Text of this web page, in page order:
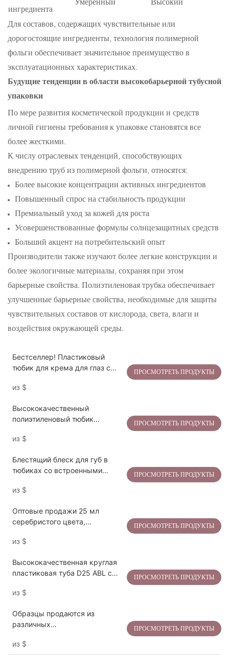
ингредиента
Для составов, содержащих чувствительные или
дорогостоящие ингредиенты, технология полимерной
фольги обеспечивает значительное преимущество в
эксплуатационных характеристиках.
Будущие тенденции в области высокобарьерной тубусной
упаковки
По мере развития косметической продукции и средств
личной гигиены требования к упаковке становятся все
более жесткими.
К числу отраслевых тенденций, способствующих
внедрению труб из полимерной фольги, относятся:
Более высокие концентрации активных ингредиентов
Повышенный спрос на стабильность продукции
Премиальный уход за кожей для роста
Усовершенствованные формулы солнцезащитных средств
Больший акцент на потребительский опыт
Производители также изучают более легкие конструкции и
более экологичные материалы, сохраняя при этом
барьерные свойства. Полиэтиленовая трубка обеспечивает
улучшенные барьерные свойства, необходимые для защиты
чувствительных составов от кислорода, света, влаги и
воздействия окружающей среды.
Бестселлер! Пластиковый
тюбик для крема для глаз с
сплава | Крышка из
Диаметр 19 мм | Объем 5–30
мл
из $
ПРОСМОТРЕТЬ ПРОДУКТЫ
Высококачественный
полиэтиленовый тюбик
30 мл | Стальной аппликатор +
из $
ПРОСМОТРЕТЬ ПРОДУКТЫ
Блестящий блеск для губ в
тюбиках со встроенными
покрытием, диаметр 16 мм,
из $
ПРОСМОТРЕТЬ ПРОДУКТЫ
Оптовые продажи 25 мл
серебристого цвета,
тюбик для крема для глаз,
из $
ПРОСМОТРЕТЬ ПРОДУКТЫ
Высококачественная круглая
пластиковая туба D25 ABL с
градиентный дизайн.
из $
ПРОСМОТРЕТЬ ПРОДУКТЫ
Образцы продаются из
различных
китайских складных
ламинированных туб
из $
ПРОСМОТРЕТЬ ПРОДУКТЫ